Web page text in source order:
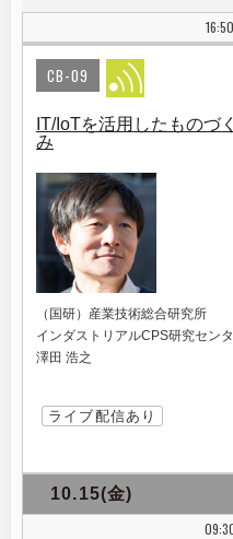
16:50
CB-09
IT/IoTを活用したものづ
み
（国研）産業技術総合研究所
インダストリアルCPS研究セン
澤田 浩之
ライブ配信あり
10.15(金)